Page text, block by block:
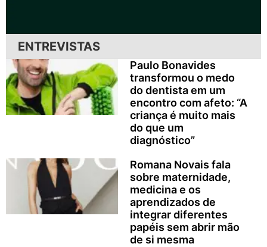
ENTREVISTAS
Paulo Bonavides
transformou o medo
do dentista em um
encontro com afeto: “A
criança é muito mais
do que um
diagnóstico”
Romana Novais fala
sobre maternidade,
medicina e os
aprendizados de
integrar diferentes
papéis sem abrir mão
de si mesma